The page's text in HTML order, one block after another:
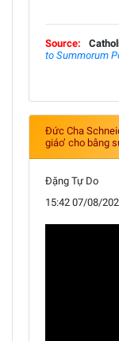
Source:
to Summorum
Đức Cha
giáo’ cho bằng
Đặng Tự Do
15:42 07/08/